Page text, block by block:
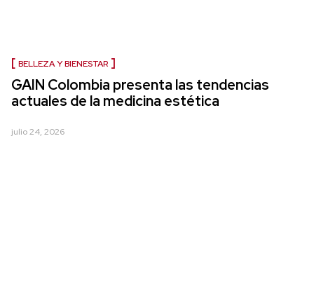
BELLEZA Y BIENESTAR
GAIN Colombia presenta las tendencias
actuales de la medicina estética
julio 24, 2026